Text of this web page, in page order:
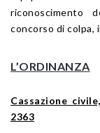
riconoscimento
concorso di colpa,
L’ORDINANZA
Cassazione
2363